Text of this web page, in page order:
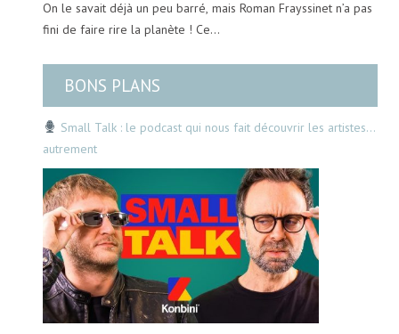
On le savait déjà un peu barré, mais Roman Frayssinet n’a pas
fini de faire rire la planète ! Ce…
BONS PLANS
Small Talk : le podcast qui nous fait découvrir les artistes…
autrement